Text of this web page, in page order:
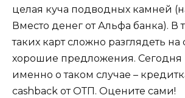
целая куча подводных камней
Вместо денег от Альфа банка). В
таких карт сложно разглядеть
хорошие предложения.
именно о таком случае –
cashback от ОТП. Оцените сами!